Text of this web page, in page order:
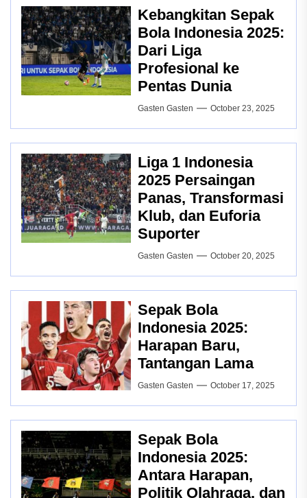
Kebangkitan Sepak
Bola Indonesia 2025:
Dari Liga
Profesional ke
Pentas Dunia
Gasten Gasten October 23, 2025
Liga 1 Indonesia
2025 Persaingan
Panas, Transformasi
Klub, dan Euforia
Suporter
Gasten Gasten October 20, 2025
Sepak Bola
Indonesia 2025:
Harapan Baru,
Tantangan Lama
Gasten Gasten October 17, 2025
Sepak Bola
Indonesia 2025:
Antara Harapan,
Politik Olahraga, dan